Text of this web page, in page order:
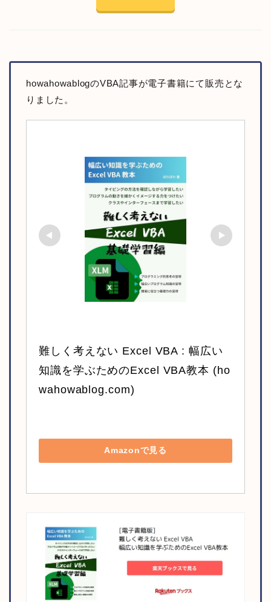
howahowablogのVBA記事が電子書籍にて販売とな
りました。
難しく考えない Excel VBA : 幅広い
知識を学ぶためのExcel VBA教本 (ho
wahowablog.com)
Amazonで見る